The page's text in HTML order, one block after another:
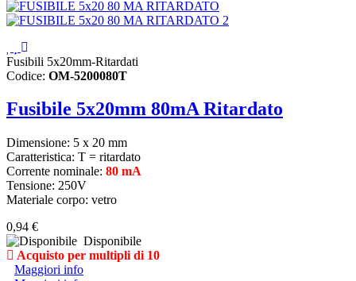
Fusibili 5x20mm-Ritardati
Codice: OM-5200080T
Fusibile 5x20mm 80mA Ritardato
Dimensione: 5 x 20 mm
Caratteristica: T = ritardato
Corrente nominale: 80 mA
Tensione: 250V
Materiale corpo: vetro
0,94 €
Disponibile
Acquisto per multipli di 10
Maggiori info